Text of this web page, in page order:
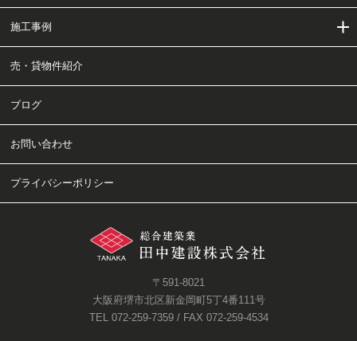
〒591-8021
大阪府堺市北区新金岡町5丁4番111号
TEL 072-259-7359 / FAX 072-259-4534
会社概要・アクセス
工事チャート
ご依頼〜施工の流れ
施工事例
施工事例
クリニック・医療施設・福祉施設
事務所・店舗
注文住宅
売・貸物件紹介
ブログ
お問い合わせ
プライバシーポリシー